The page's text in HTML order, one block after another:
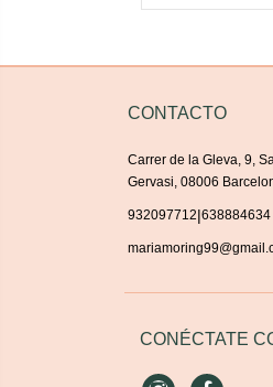
CONTACTO
Carrer de la Gleva, 9,
Gervasi, 08006
932097712|638884634
CONÉCTATE